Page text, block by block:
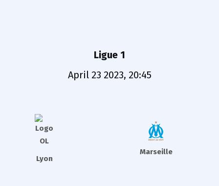
Ligue 1
April 23 2023, 20:45
Lyon
Marseille